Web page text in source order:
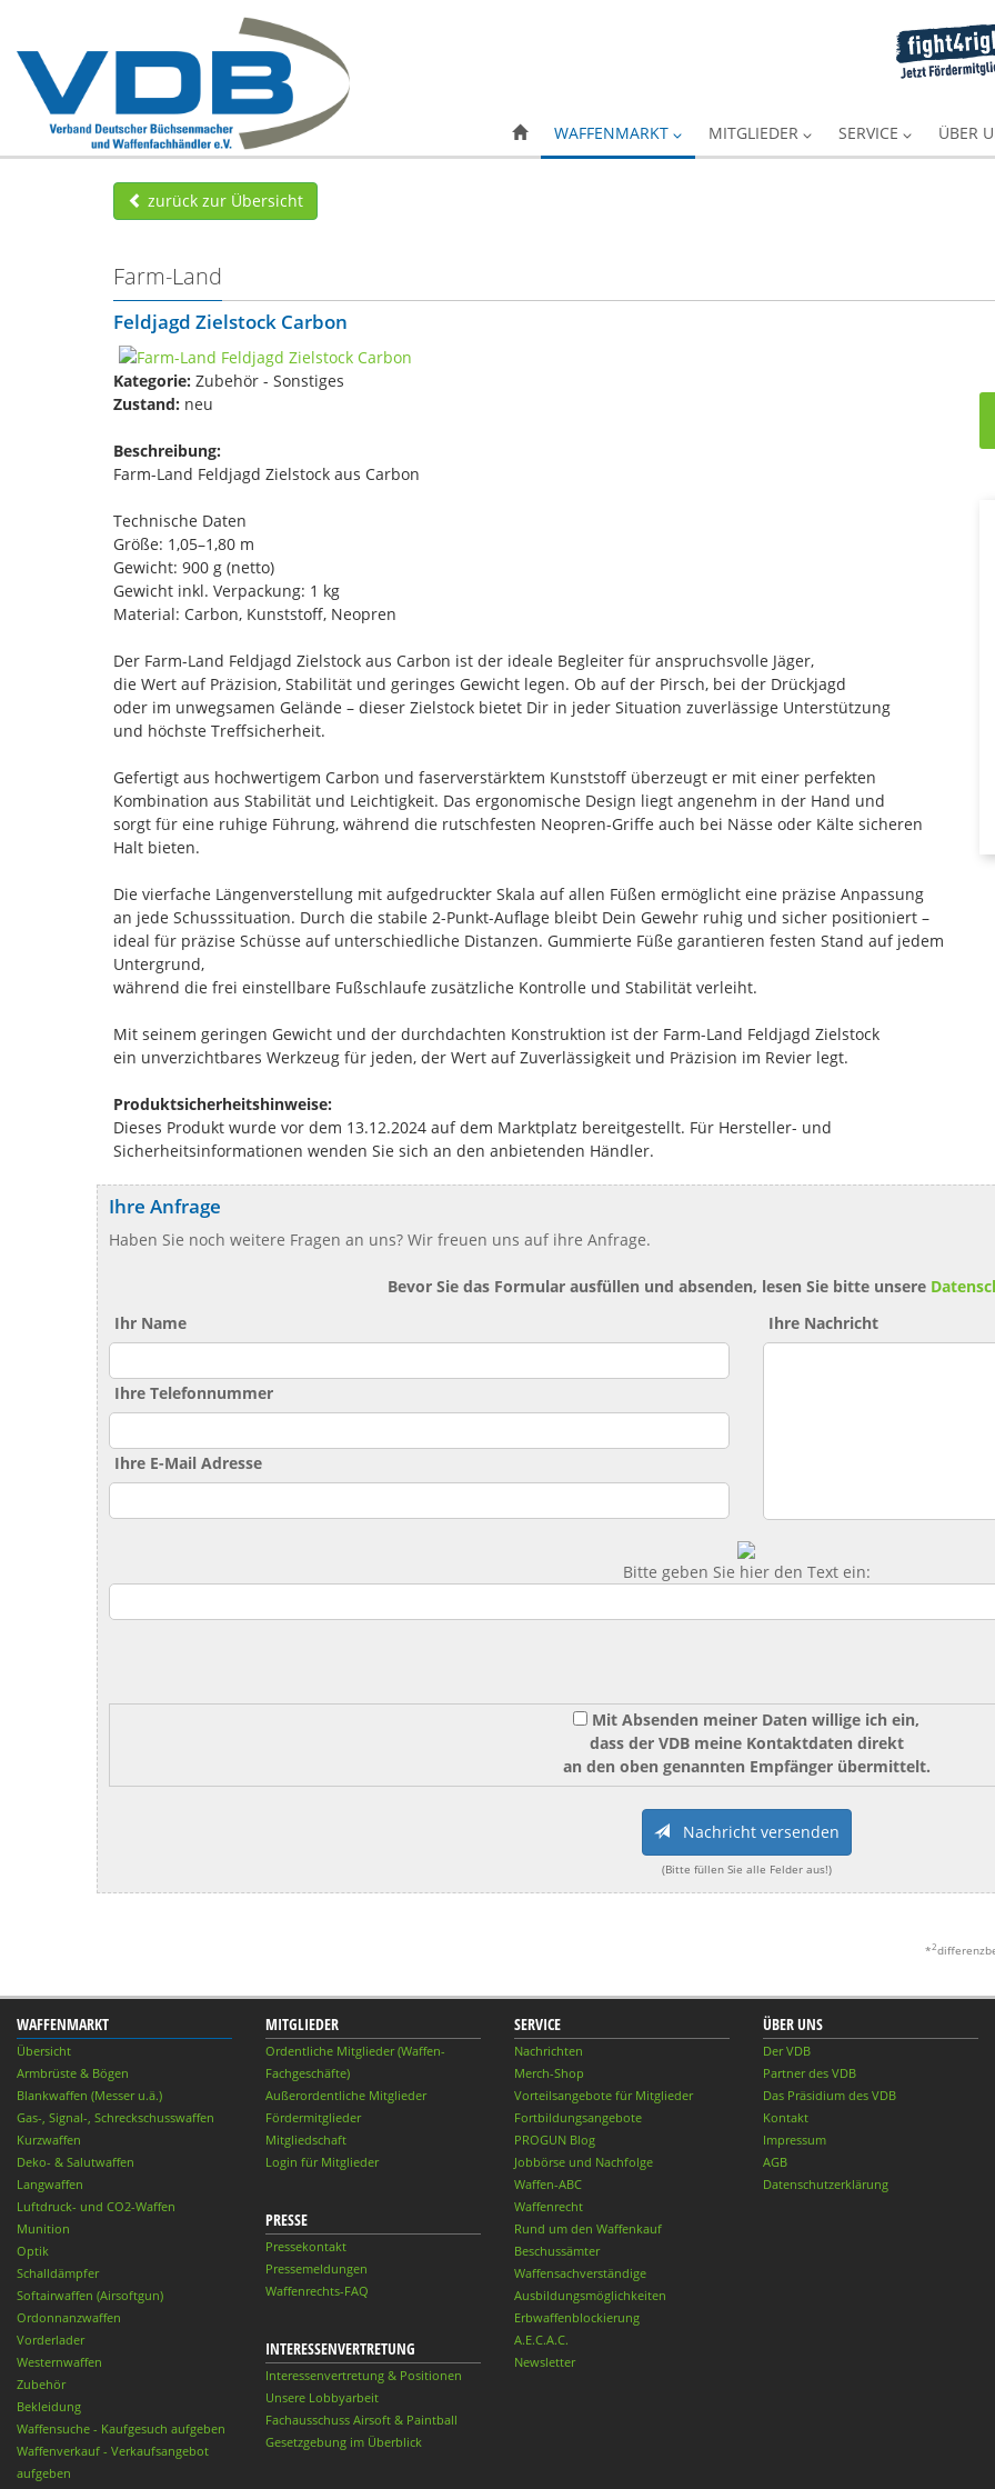
WAFFENMARKT MITGLIEDER SERVICE ÜBER
zurück zur Übersicht
Farm-Land
Feldjagd Zielstock Carbon
Kategorie: Zubehör - Sonstiges
Zustand: neu
Beschreibung:
Farm-Land Feldjagd Zielstock aus Carbon
Technische Daten
Größe: 1,05–1,80 m
Gewicht: 900 g (netto)
Gewicht inkl. Verpackung: 1 kg
Material: Carbon, Kunststoff, Neopren
Der Farm-Land Feldjagd Zielstock aus Carbon ist der ideale Begleiter für anspruchsvolle Jäger,
die Wert auf Präzision, Stabilität und geringes Gewicht legen. Ob auf der Pirsch, bei der Drückjagd
oder im unwegsamen Gelände – dieser Zielstock bietet Dir in jeder Situation zuverlässige Unterstützung
und höchste Treffsicherheit.
Gefertigt aus hochwertigem Carbon und faserverstärktem Kunststoff überzeugt er mit einer perfekten
Kombination aus Stabilität und Leichtigkeit. Das ergonomische Design liegt angenehm in der Hand und
sorgt für eine ruhige Führung, während die rutschfesten Neopren-Griffe auch bei Nässe oder Kälte sicheren
Halt bieten.
Die vierfache Längenverstellung mit aufgedruckter Skala auf allen Füßen ermöglicht eine präzise Anpassung
an jede Schusssituation. Durch die stabile 2-Punkt-Auflage bleibt Dein Gewehr ruhig und sicher positioniert –
ideal für präzise Schüsse auf unterschiedliche Distanzen. Gummierte Füße garantieren festen Stand auf jedem
Untergrund,
während die frei einstellbare Fußschlaufe zusätzliche Kontrolle und Stabilität verleiht.
Mit seinem geringen Gewicht und der durchdachten Konstruktion ist der Farm-Land Feldjagd Zielstock
ein unverzichtbares Werkzeug für jeden, der Wert auf Zuverlässigkeit und Präzision im Revier legt.
Produktsicherheitshinweise:
Dieses Produkt wurde vor dem 13.12.2024 auf dem Marktplatz bereitgestellt. Für Hersteller- und
Sicherheitsinformationen wenden Sie sich an den anbietenden Händler.
Ihre Anfrage
Haben Sie noch weitere Fragen an uns? Wir freuen uns auf ihre Anfrage.
Bevor Sie das Formular ausfüllen und absenden, lesen Sie bitte unsere
Ihr Name
Ihre Telefonnummer
Ihre E-Mail Adresse
Ihre Nachricht
Bitte geben Sie hier den Text ein:
Mit Absenden meiner Daten willige ich ein,
dass der VDB meine Kontaktdaten direkt
an den oben genannten Empfänger übermittelt.
Nachricht versenden
(Bitte füllen Sie alle Felder aus!)
*2
WAFFENMARKT
Übersicht
Armbrüste & Bögen
Blankwaffen (Messer u.ä.)
Gas-, Signal-, Schreckschusswaffen
Kurzwaffen
Deko- & Salutwaffen
Langwaffen
Luftdruck- und CO2-Waffen
Munition
Optik
Schalldämpfer
Softairwaffen (Airsoftgun)
Ordonnanzwaffen
Vorderlader
Westernwaffen
Zubehör
Bekleidung
Waffensuche - Kaufgesuch aufgeben
Waffenverkauf - Verkaufsangebot
aufgeben
MITGLIEDER
Ordentliche Mitglieder (Waffen-
Fachgeschäfte)
Außerordentliche Mitglieder
Fördermitglieder
Mitgliedschaft
Login für Mitglieder
PRESSE
Pressekontakt
Pressemeldungen
Waffenrechts-FAQ
INTERESSENVERTRETUNG
Interessenvertretung & Positionen
Unsere Lobbyarbeit
Fachausschuss Airsoft & Paintball
Gesetzgebung im Überblick
SERVICE
Nachrichten
Merch-Shop
Vorteilsangebote für Mitglieder
Fortbildungsangebote
PROGUN Blog
Jobbörse und Nachfolge
Waffen-ABC
Waffenrecht
Rund um den Waffenkauf
Beschussämter
Waffensachverständige
Ausbildungsmöglichkeiten
Erbwaffenblockierung
A.E.C.A.C.
Newsletter
ÜBER UNS
Der VDB
Partner des VDB
Das Präsidium des VDB
Kontakt
Impressum
AGB
Datenschutzerklärung